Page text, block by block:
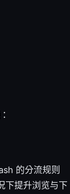
的分流规则
下提升浏览与下